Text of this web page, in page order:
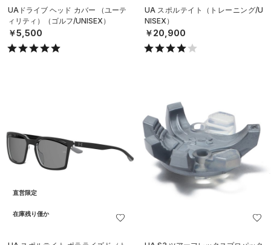
UAドライブ ヘッド カバー （ユーテ
ィリティ）（ゴルフ/UNISEX）
￥5,500
UA スポルテイト（トレーニング/U
NISEX）
￥20,900
直営限定
在庫残り僅か